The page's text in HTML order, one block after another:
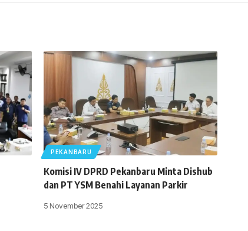
PEKANBARU
Komisi IV DPRD Pekanbaru Minta Dishub
dan PT YSM Benahi Layanan Parkir
5 November 2025